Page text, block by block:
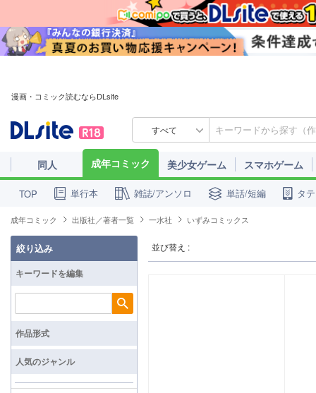
漫画・コミック読むならDLsite
すべて
同人 成年コミック 美少女ゲーム スマホゲーム
TOP 単行本 雑誌/アンソロ 単話/短編 タ
成年コミック 出版社／著者一覧 一水社 いずみコミックス
並び替え :
絞り込み
キーワードを編集
検索
作品形式
人気のジャンル